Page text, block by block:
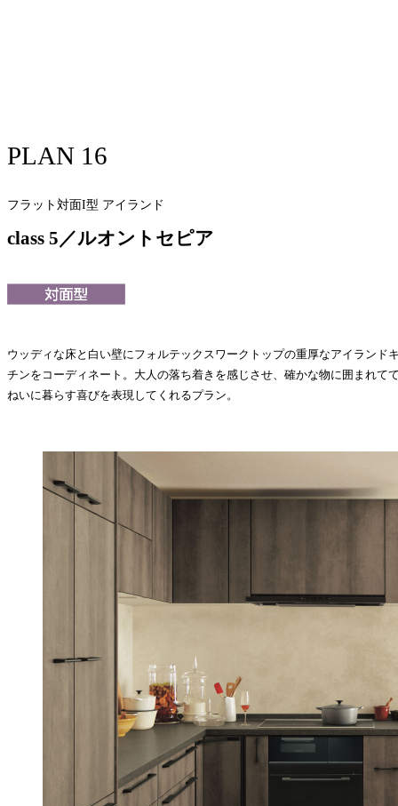
PLAN 16
フラット対面I型 アイランド
class 5／ルオントセピア
ウッディな床と白い壁にフォルテックスワークトップの重厚なアイランド
チンをコーディネート。大人の落ち着きを感じさせ、確かな物に囲まれて
ねいに暮らす喜びを表現してくれるプラン。